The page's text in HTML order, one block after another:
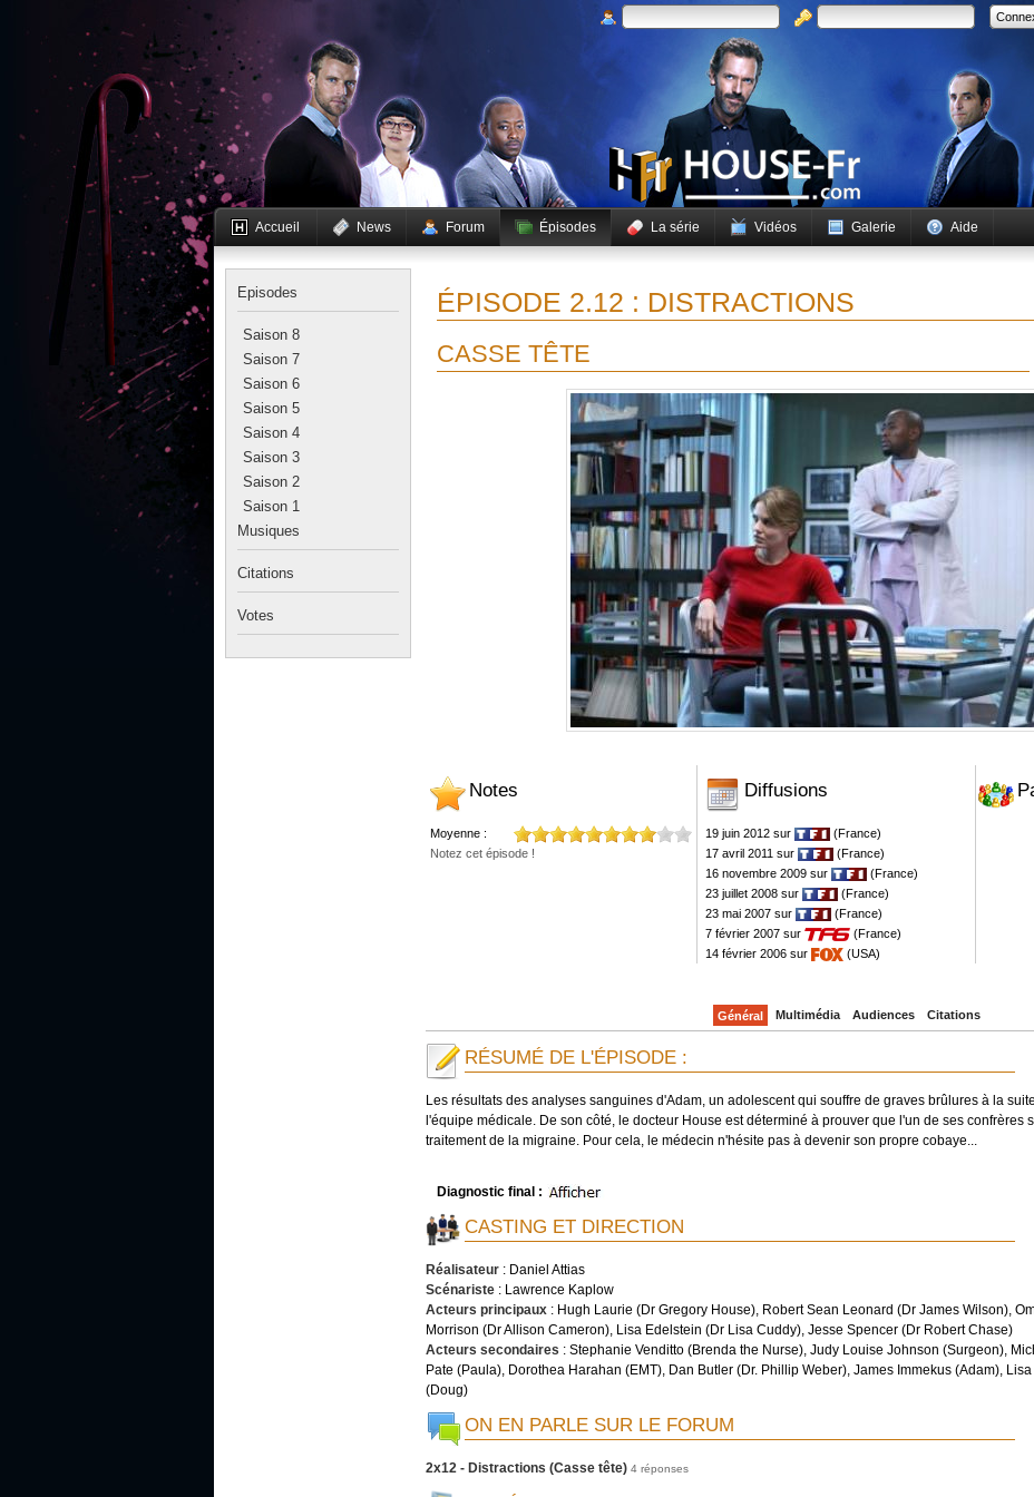
Accueil News Forum Épisodes La série Vidéos Galerie Aide
Episodes
Saison 8
Saison 7
Saison 6
Saison 5
Saison 4
Saison 3
Saison 2
Saison 1
Musiques
Citations
Votes
ÉPISODE 2.12 : DISTRACTIONS
CASSE TÊTE
Notes
Moyenne :
Notez cet épisode !
Diffusions
19 juin 2012 sur
(France)
17 avril 2011 sur
(France)
16 novembre 2009 sur
(France)
23 juillet 2008 sur
(France)
23 mai 2007 sur
(France)
7 février 2007 sur
(France)
14 février 2006 sur
(USA)
Général Multimédia Audiences Citations
RÉSUMÉ DE L'ÉPISODE :
Les résultats des analyses sanguines d'Adam, un adolescent qui souffre de graves brûlures à la
l'équipe médicale. De son côté, le docteur House est déterminé à prouver que l'un de ses confrères
traitement de la migraine. Pour cela, le médecin n'hésite pas à devenir son propre cobaye...
Diagnostic final :
CASTING ET DIRECTION
Réalisateur : Daniel Attias
Scénariste : Lawrence Kaplow
Acteurs principaux : Hugh Laurie (Dr Gregory House), Robert Sean Leonard (Dr James Wilson),
Morrison (Dr Allison Cameron), Lisa Edelstein (Dr Lisa Cuddy), Jesse Spencer (Dr Robert Chase)
Acteurs secondaires : Stephanie Venditto (Brenda the Nurse), Judy Louise Johnson (Surgeon),
Pate (Paula), Dorothea Harahan (EMT), Dan Butler (Dr. Phillip Weber), James Immekus (Adam),
(Doug)
ON EN PARLE SUR LE FORUM
2x12 - Distractions (Casse tête) 4 réponses